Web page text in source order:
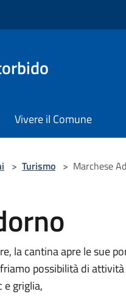
Vivere il Comune
> Turismo > Marchese
la cantina apre le sue
possibilità di
griglia,